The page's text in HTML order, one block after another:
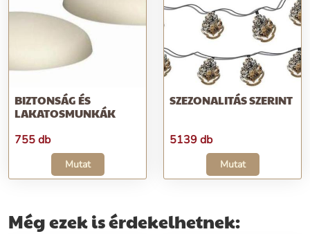
BIZTONSÁG ÉS
LAKATOSMUNKÁK
755 db
Mutat
SZEZONALITÁS SZERINT
5139 db
Mutat
Még ezek is érdekelhetnek: